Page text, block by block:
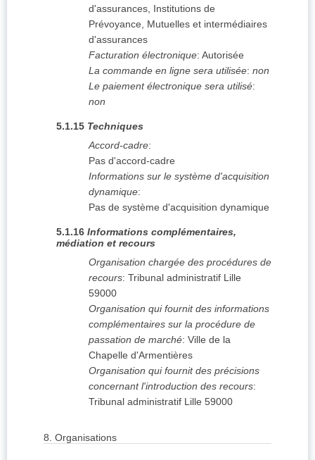
d'assurances, Institutions de
Prévoyance, Mutuelles et intermédiaires
d'assurances
Facturation électronique: Autorisée
La commande en ligne sera utilisée: non
Le paiement électronique sera utilisé:
non
5.1.15 Techniques
Accord-cadre:
Pas d'accord-cadre
Informations sur le système d'acquisition
dynamique:
Pas de système d'acquisition dynamique
5.1.16 Informations complémentaires,
médiation et recours
Organisation chargée des procédures de
recours: Tribunal administratif Lille
59000
Organisation qui fournit des informations
complémentaires sur la procédure de
passation de marché: Ville de la
Chapelle d'Armentières
Organisation qui fournit des précisions
concernant l'introduction des recours:
Tribunal administratif Lille 59000
8. Organisations